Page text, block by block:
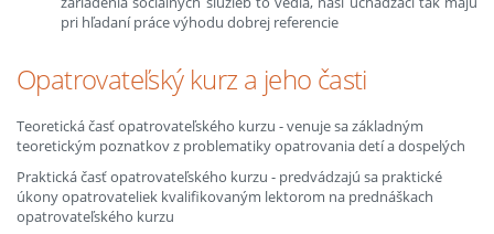
pri hľadaní práce výhodu dobrej referencie
Opatrovateľský kurz a jeho časti
Teoretická časť opatrovateľského kurzu - venuje sa základným
teoretickým poznatkov z problematiky opatrovania detí a dospelých
Praktická časť opatrovateľského kurzu - predvádzajú sa praktické
úkony opatrovateliek kvalifikovaným lektorom na prednáškach
opatrovateľského kurzu